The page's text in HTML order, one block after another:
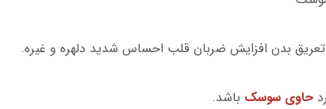
تعریق بدن افزایش ضربان قلب احساس شدید دلهره و غیره.
حاوی سوسک باشد.